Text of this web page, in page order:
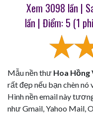
Xem 3098 lần |
lần | Điểm: 5 (1
Mẫu nền thư Hoa Hồng
rất đẹp nếu bạn chèn nó
Hình nền email này
như Gmail, Yahoo Mail,